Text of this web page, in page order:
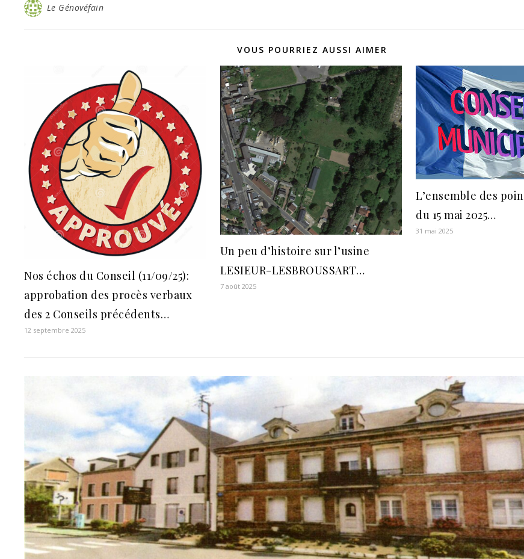
Le Génovéfain
VOUS POURRIEZ AUSSI AIMER
Nos échos du Conseil (11/09/25):
approbation des procès verbaux
des 2 Conseils précédents…
12 septembre 2025
Un peu d’histoire sur l’usine
LESIEUR-LESBROUSSART…
7 août 2025
L’ensemble des
du 15 mai 2025…
31 mai 2025